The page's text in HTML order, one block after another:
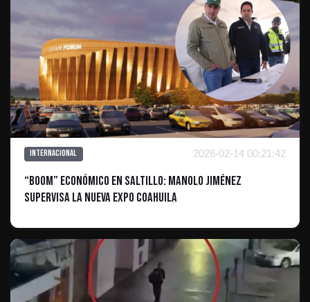
Internacional 2026-02-14 00:21:42
“Boom” económico en Saltillo: Manolo Jiménez
supervisa la nueva Expo Coahuila